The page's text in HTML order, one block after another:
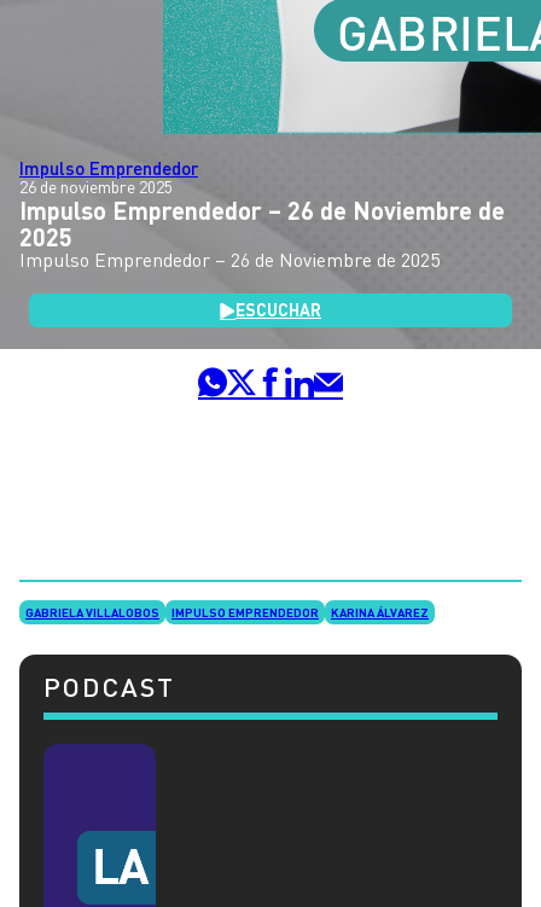
Impulso Emprendedor
26 de noviembre 2025
Impulso Emprendedor – 26 de Noviembre de
2025
Impulso Emprendedor – 26 de Noviembre de 2025
ESCUCHAR
GABRIELA VILLALOBOS IMPULSO EMPRENDEDOR KARINA ÁLVAREZ
PODCAST